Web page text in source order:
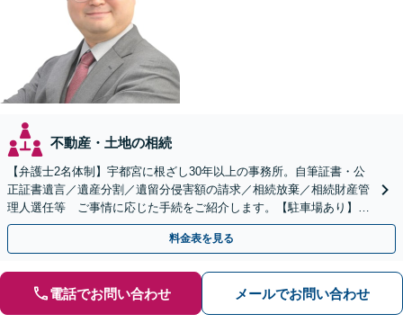
不動産・土地の相続
【弁護士2名体制】宇都宮に根ざし30年以上の事務所。自筆証書・公
正証書遺言／遺産分割／遺留分侵害額の請求／相続放棄／相続財産管
理人選任等 ご事情に応じた手続をご紹介します。【駐車場あり】
【当日・夜間・休日対応】
料金表を見る
電話でお問い合わせ メールでお問い合わせ